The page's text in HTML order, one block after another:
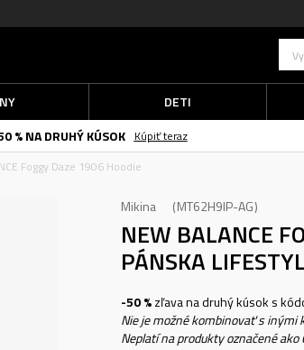
DETI
% NA DRUHÝ KÚSOK
Kúpiť teraz
Foggy Daze 1906 Hoodie
Mikina MT62H9IP-AG
NEW BALANCE
PÁNSKA
-50 %zľava na druhý kúsok s
Nie je možné kombinovať s inými
Neplatí na produkty označené ako